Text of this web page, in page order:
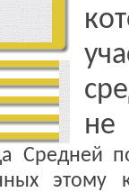
не
Средней
этому